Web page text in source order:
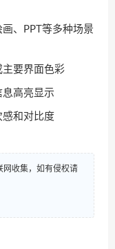
、PPT等多种场景
主要界面色彩
高亮显示
和对比度
网收集，如有侵权请